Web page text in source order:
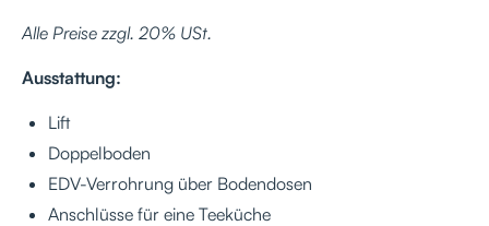
Alle Preise zzgl. 20% USt.
Ausstattung:
Lift
Doppelboden
EDV-Verrohrung über Bodendosen
Anschlüsse für eine Teeküche